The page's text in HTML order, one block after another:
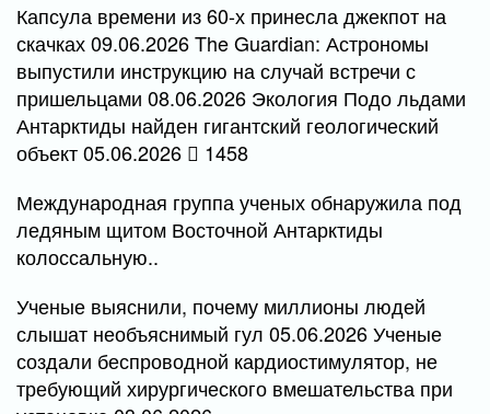
Капсула времени из 60-х принесла джекпот на
скачках 09.06.2026 The Guardian: Астрономы
выпустили инструкцию на случай встречи с
пришельцами 08.06.2026 Экология Подо льдами
Антарктиды найден гигантский геологический
объект 05.06.2026
1458
Международная группа ученых обнаружила под
ледяным щитом Восточной Антарктиды
колоссальную..
Ученые выяснили, почему миллионы людей
слышат необъяснимый гул 05.06.2026 Ученые
создали беспроводной кардиостимулятор, не
требующий хирургического вмешательства при